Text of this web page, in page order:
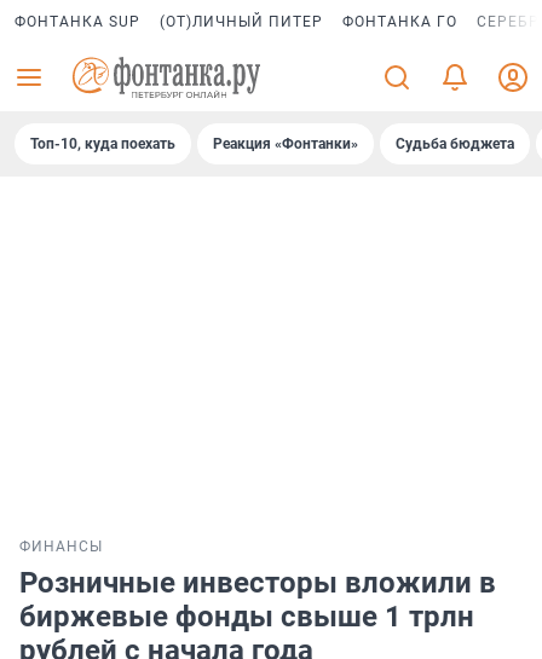
ФОНТАНКА SUP (ОТ)ЛИЧНЫЙ ПИТЕР ФОНТАНКА ГО
Топ-10, куда поехать Реакция «Фонтанки» Судьба бюджета
ФИНАНСЫ
Розничные инвесторы вложили в
биржевые фонды свыше 1 трлн
рублей с начала года